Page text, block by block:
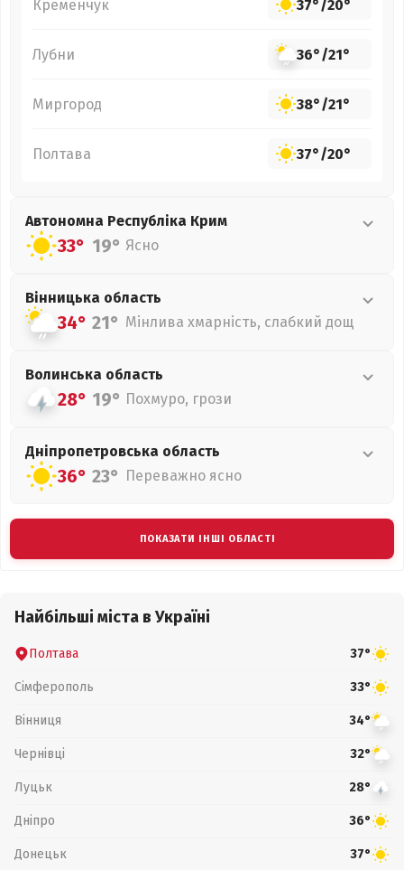
Кременчук 37°/20°
Лубни 36°/21°
Миргород 38°/21°
Полтава 37°/20°
Автономна Республіка Крим
33° 19° Ясно
Вінницька область
34° 21° Мінлива хмарність, слабкий дощ
Волинська область
28° 19° Похмуро, грози
Дніпропетровська область
36° 23° Переважно ясно
ПОКАЗАТИ ІНШІ ОБЛАСТІ
Найбільші міста в Україні
Полтава 37°
Сімферополь 33°
Вінниця 34°
Чернівці 32°
Луцьк 28°
Дніпро 36°
Донецьк 37°